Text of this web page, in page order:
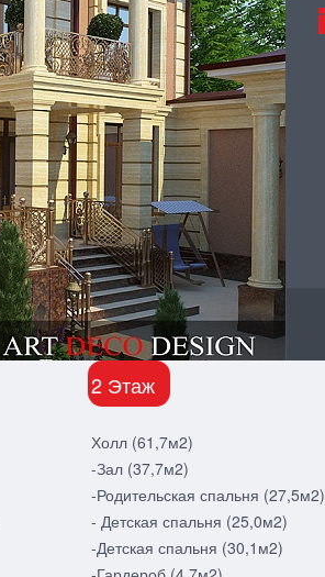
2 Этаж
Холл (61,7м2)
-Зал (37,7м2)
-Родительская спальня (27,5м2)
- Детская спальня (25,0м2)
-Детская спальня (30,1м2)